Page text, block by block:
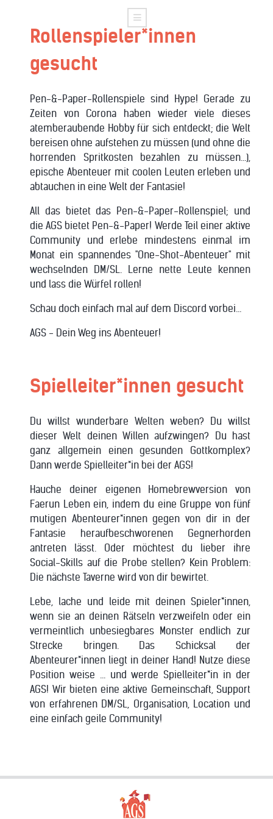
Rollenspieler*innen
gesucht
Pen-&-Paper-Rollenspiele sind Hype! Gerade zu
Zeiten von Corona haben wieder viele dieses
atemberaubende Hobby für sich entdeckt; die Welt
bereisen ohne aufstehen zu müssen (und ohne die
horrenden Spritkosten bezahlen zu müssen...),
epische Abenteuer mit coolen Leuten erleben und
abtauchen in eine Welt der Fantasie!
All das bietet das Pen-&-Paper-Rollenspiel; und
die AGS bietet Pen-&-Paper! Werde Teil einer aktive
Community und erlebe mindestens einmal im
Monat ein spannendes "One-Shot-Abenteuer" mit
wechselnden DM/SL. Lerne nette Leute kennen
und lass die Würfel rollen!
Schau doch einfach mal auf dem Discord vorbei...
AGS - Dein Weg ins Abenteuer!
Spielleiter*innen gesucht
Du willst wunderbare Welten weben? Du willst
dieser Welt deinen Willen aufzwingen? Du hast
ganz allgemein einen gesunden Gottkomplex?
Dann werde Spielleiter*in bei der AGS!
Hauche deiner eigenen Homebrewversion von
Faerun Leben ein, indem du eine Gruppe von fünf
mutigen Abenteurer*innen gegen von dir in der
Fantasie heraufbeschworenen Gegnerhorden
antreten lässt. Oder möchtest du lieber ihre
Social-Skills auf die Probe stellen? Kein Problem:
Die nächste Taverne wird von dir bewirtet.
Lebe, lache und leide mit deinen Spieler*innen,
wenn sie an deinen Rätseln verzweifeln oder ein
vermeintlich unbesiegbares Monster endlich zur
Strecke bringen. Das Schicksal der
Abenteurer*innen liegt in deiner Hand! Nutze diese
Position weise ... und werde Spielleiter*in in der
AGS! Wir bieten eine aktive Gemeinschaft, Support
von erfahrenen DM/SL, Organisation, Location und
eine einfach geile Community!